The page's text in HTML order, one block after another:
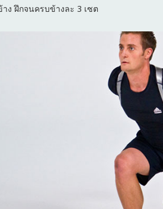
ง ฝึกจนครบข้างละ 3 เซต